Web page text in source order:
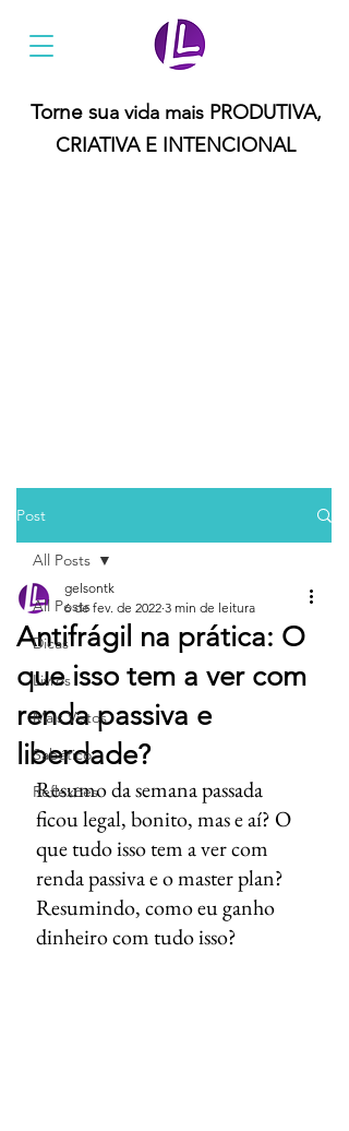
Torne sua vida mais PRODUTIVA,
CRIATIVA E INTENCIONAL
Post
All Posts
Dicas
Livros
Mais Vistos
Sabático
Reflexões
All Posts
Antifrágil na prática: O
que isso tem a ver com
renda passiva e
liberdade?
gelsontk
6 de fev. de 2022 3 min de leitura
Resumo da semana passada
ficou legal, bonito, mas e aí? O
que tudo isso tem a ver com
renda passiva e o master plan?
Resumindo, como eu ganho
dinheiro com tudo isso?